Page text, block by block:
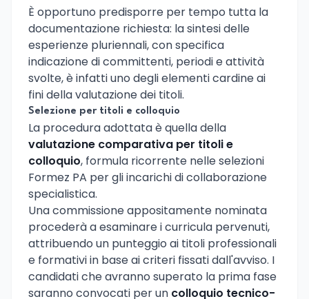
È opportuno predisporre per tempo tutta la
documentazione richiesta: la sintesi delle
esperienze pluriennali, con specifica
indicazione di committenti, periodi e attività
svolte, è infatti uno degli elementi cardine ai
fini della valutazione dei titoli.
Selezione per titoli e colloquio
La procedura adottata è quella della
valutazione comparativa per titoli e
colloquio, formula ricorrente nelle selezioni
Formez PA per gli incarichi di collaborazione
specialistica.
Una commissione appositamente nominata
procederà a esaminare i curricula pervenuti,
attribuendo un punteggio ai titoli professionali
e formativi in base ai criteri fissati dall'avviso. I
candidati che avranno superato la prima fase
saranno convocati per un colloquio tecnico-